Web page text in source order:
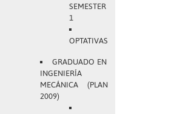
SEMESTER
1
OPTATIVAS
GRADUADO EN
INGENIERÍA
MECÁNICA (PLAN
2009)